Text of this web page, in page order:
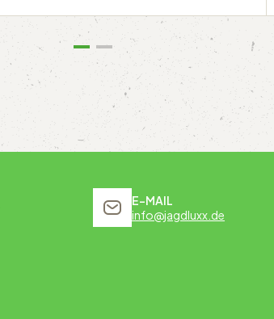
E-MAIL
info@jagdluxx.de